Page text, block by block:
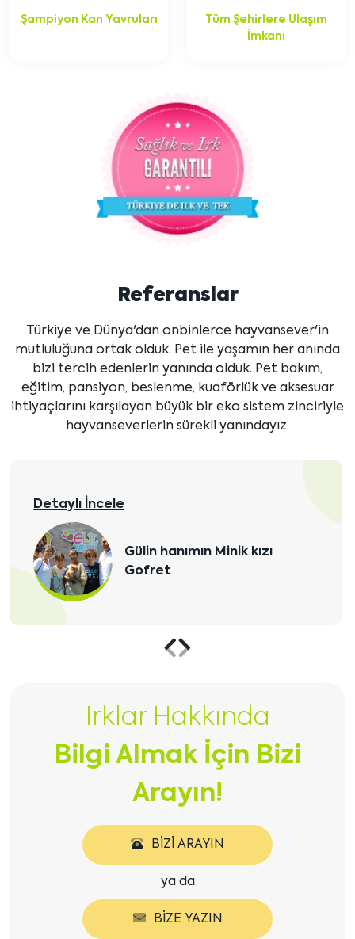
Şampiyon Kan Yavruları
Tüm Şehirlere Ulaşım
İmkanı
Referanslar
Türkiye ve Dünya'dan onbinlerce hayvansever'in
mutluluğuna ortak olduk. Pet ile yaşamın her anında
bizi tercih edenlerin yanında olduk. Pet bakım,
eğitim, pansiyon, beslenme, kuaförlük ve aksesuar
ihtiyaçlarını karşılayan büyük bir eko sistem zinciriyle
hayvanseverlerin sürekli yanındayız.
Detaylı İncele
Yaman ailesi Pomeranian
yavrularına kavuştular
Önceki
göster
göster
Irklar Hakkında
Bilgi Almak İçin Bizi
Arayın!
BIZI ARAYIN
ya da
BIZE YAZIN